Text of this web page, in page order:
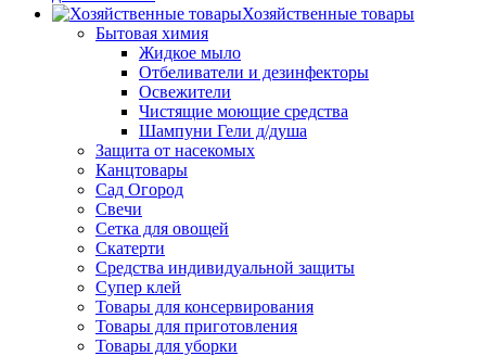
Хозяйственные товары
Бытовая химия
Жидкое мыло
Отбеливатели и дезинфекторы
Освежители
Чистящие моющие средства
Шампуни Гели д/душа
Защита от насекомых
Канцтовары
Сад Огород
Свечи
Сетка для овощей
Скатерти
Средства индивидуальной защиты
Супер клей
Товары для консервирования
Товары для приготовления
Товары для уборки